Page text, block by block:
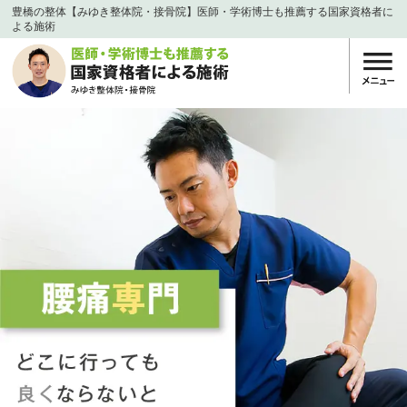
豊橋の整体【みゆき整体院・接骨院】医師・学術博士も推薦する国家資格者に
よる施術